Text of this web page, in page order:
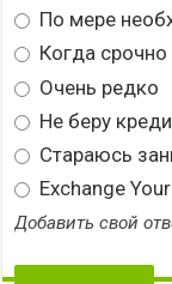
По мере
Когда
Очень редко
Не беру
Стараюсь
Exchange
Добавить свой